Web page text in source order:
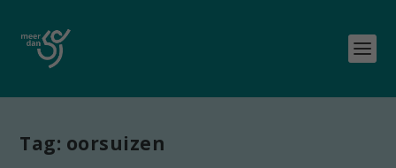
Tag: oorsuizen